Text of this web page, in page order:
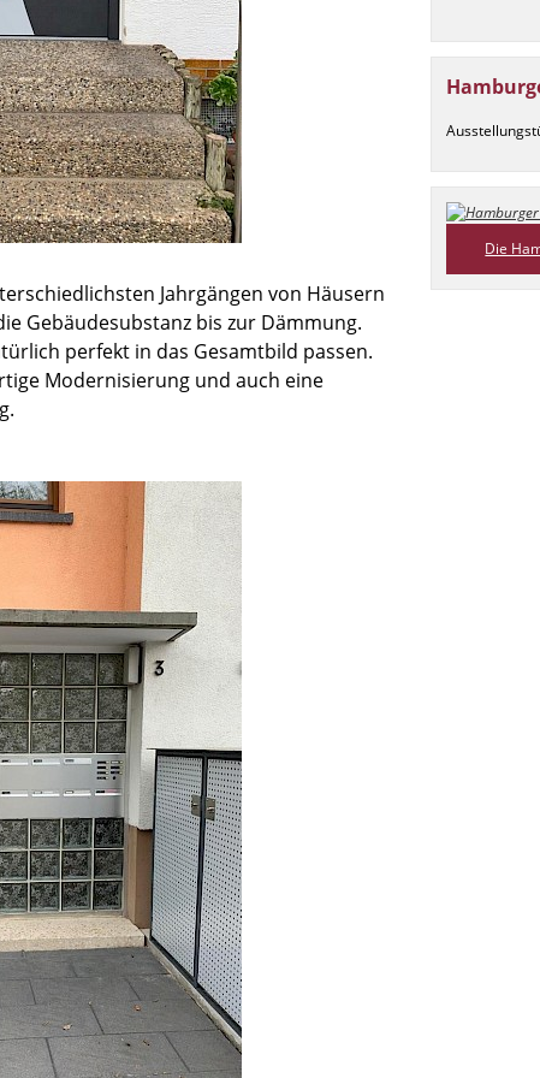
Jahrgängen von Häusern
Gebäudesubstanz bis zur Dämmung.
perfekt in das Gesamtbild passen.
Modernisierung und auch eine
Die